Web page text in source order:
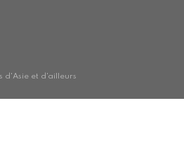
d'Asie et d'ailleurs